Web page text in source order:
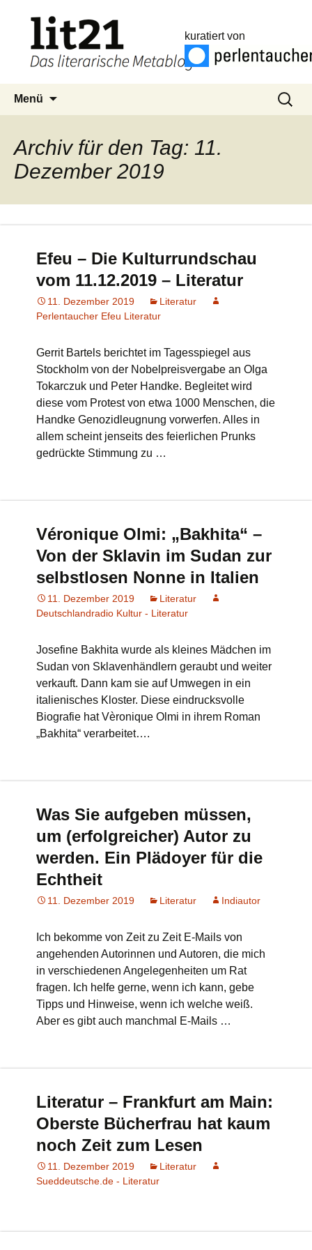
kuratiert von
Menü
Suchen
nach:
Archiv für den Tag: 11.
Dezember 2019
Efeu – Die Kulturrundschau
vom 11.12.2019 – Literatur
11. Dezember 2019
Literatur
Perlentaucher Efeu Literatur
Gerrit Bartels berichtet im Tagesspiegel aus
Stockholm von der Nobelpreisvergabe an Olga
Tokarczuk und Peter Handke. Begleitet wird
diese vom Protest von etwa 1000 Menschen, die
Handke Genozidleugnung vorwerfen. Alles in
allem scheint jenseits des feierlichen Prunks
gedrückte Stimmung zu …
Véronique Olmi: „Bakhita“ –
Von der Sklavin im Sudan zur
selbstlosen Nonne in Italien
11. Dezember 2019
Literatur
Deutschlandradio Kultur - Literatur
Josefine Bakhita wurde als kleines Mädchen im
Sudan von Sklavenhändlern geraubt und weiter
verkauft. Dann kam sie auf Umwegen in ein
italienisches Kloster. Diese eindrucksvolle
Biografie hat Vèronique Olmi in ihrem Roman
„Bakhita“ verarbeitet….
Was Sie aufgeben müssen,
um (erfolgreicher) Autor zu
werden. Ein Plädoyer für die
Echtheit
11. Dezember 2019 Literatur Indiautor
Ich bekomme von Zeit zu Zeit E-Mails von
angehenden Autorinnen und Autoren, die mich
in verschiedenen Angelegenheiten um Rat
fragen. Ich helfe gerne, wenn ich kann, gebe
Tipps und Hinweise, wenn ich welche weiß.
Aber es gibt auch manchmal E-Mails …
Literatur – Frankfurt am Main:
Oberste Bücherfrau hat kaum
noch Zeit zum Lesen
11. Dezember 2019
Literatur
Sueddeutsche.de - Literatur